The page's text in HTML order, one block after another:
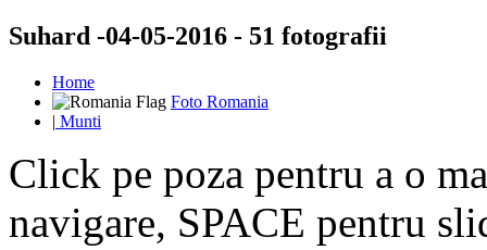
Suhard -04-05-2016 - 51 fotografii
Home
Foto Romania
| Munti
Click pe poza pentru a o
navigare, SPACE pentru